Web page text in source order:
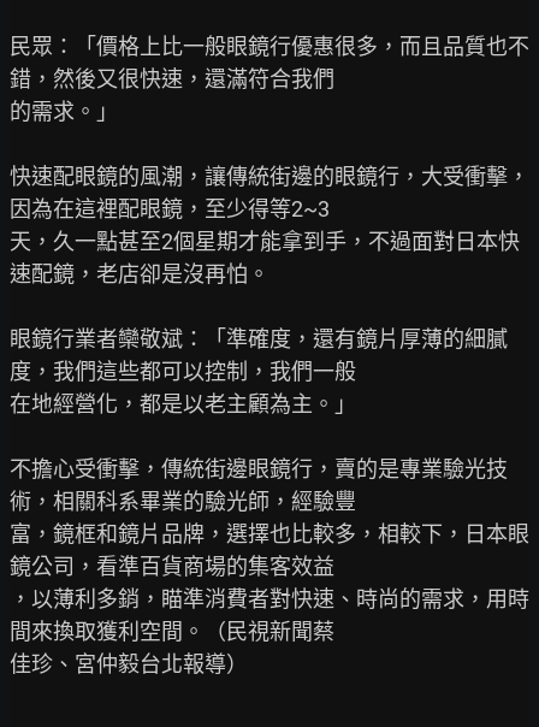
民眾：「價格上比一般眼鏡行優惠很多，而且品質也不
錯，然後又很快速，還滿符合我們
的需求。」
快速配眼鏡的風潮，讓傳統街邊的眼鏡行，大受衝擊，
因為在這裡配眼鏡，至少得等2~3
天，久一點甚至2個星期才能拿到手，不過面對日本快
速配鏡，老店卻是沒再怕。
眼鏡行業者欒敬斌：「準確度，還有鏡片厚薄的細膩
度，我們這些都可以控制，我們一般
在地經營化，都是以老主顧為主。」
不擔心受衝擊，傳統街邊眼鏡行，賣的是專業驗光技
術，相關科系畢業的驗光師，經驗豐
富，鏡框和鏡片品牌，選擇也比較多，相較下，日本眼
鏡公司，看準百貨商場的集客效益
，以薄利多銷，瞄準消費者對快速、時尚的需求，用時
間來換取獲利空間。（民視新聞蔡
佳珍、宮仲毅台北報導）